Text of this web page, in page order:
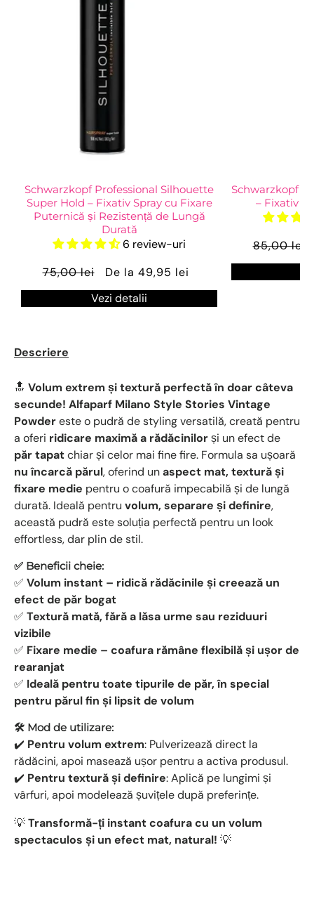
Schwarzkopf Professional Silhouette
Super Hold – Fixativ Spray cu Fixare
Puternică și Rezistență de Lungă
Durată
6 review-uri
75,00 lei
De la 49,95 lei
Vezi detalii
Schwarzkopf
– Fixativ
85,00 lei
Descriere
🔝 Volum extrem și textură perfectă în doar câteva
secunde! Alfaparf Milano Style Stories Vintage
Powdereste o pudră de styling versatilă, creată pentru
a oferi ridicare maximă a rădăcinilorși un efect de
păr tapatchiar și celor mai fine fire. Formula sa ușoară
nu încarcă părul, oferind unaspect mat, textură și
fixare medie pentru o coafură impecabilă și de lungă
durată. Ideală pentru volum, separare și definire,
această pudră este soluția perfectă pentru un look
effortless, dar plin de stil.
✅ Beneficii cheie:
✅ Volum instant – ridică rădăcinile și creează un
efect de păr bogat
✅ Textură mată, fără a lăsa urme sau reziduuri
vizibile
✅ Fixare medie – coafura rămâne flexibilă și ușor de
rearanjat
✅ Ideală pentru toate tipurile de păr, în special
pentru părul fin și lipsit de volum
🛠 Mod de utilizare:
✔️ Pentru volum extrem: Pulverizează direct la
rădăcini, apoi masează ușor pentru a activa produsul.
✔️ Pentru textură și definire: Aplică pe lungimi și
vârfuri, apoi modelează șuvițele după preferințe.
💡Transformă-ți instant coafura cu un volum
spectaculos și un efect mat, natural! 💡